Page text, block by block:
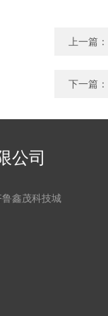
上一篇：
下一篇：
公司
鑫茂科技城